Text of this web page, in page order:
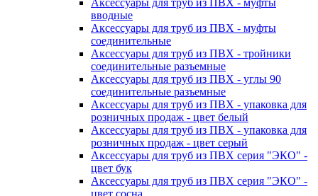
Аксессуары для труб из ПВХ - муфты
вводные
Аксессуары для труб из ПВХ - муфты
соединительные
Аксессуары для труб из ПВХ - тройники
соединительные разъемные
Аксессуары для труб из ПВХ - углы 90
соединительные разъемные
Аксессуары для труб из ПВХ - упаковка для
розничных продаж - цвет белый
Аксессуары для труб из ПВХ - упаковка для
розничных продаж - цвет серый
Аксессуары для труб из ПВХ серия "ЭКО" -
цвет бук
Аксессуары для труб из ПВХ серия "ЭКО" -
цвет сосна